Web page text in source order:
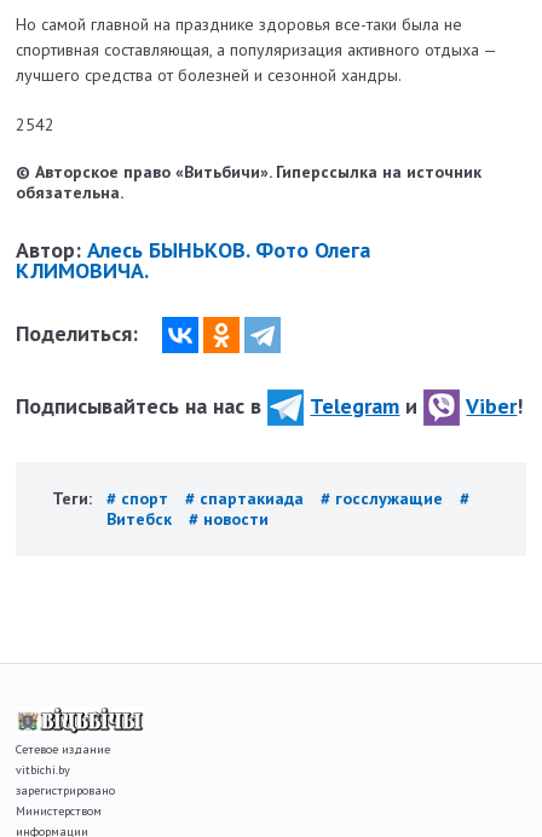
Но самой главной на празднике здоровья все-­таки была не
спортивная составляющая, а популяризация активного отдыха —
лучшего средства от болезней и сезонной хандры.
2542
© Авторское право «Витьбичи». Гиперссылка на источник
обязательна.
Автор:Алесь БЫНЬКОВ. Фото Олега
КЛИМОВИЧА.
Поделиться:
Подписывайтесь на нас в Telegram и Viber!
Теги: # спорт # спартакиада # госслужащие
#
Витебск
# новости
Сетевое издание
vitbichi.by
зарегистрировано
Министерством
информации